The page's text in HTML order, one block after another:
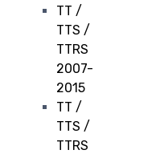
TT /
TTS /
TTRS
2007-
2015
TT /
TTS /
TTRS